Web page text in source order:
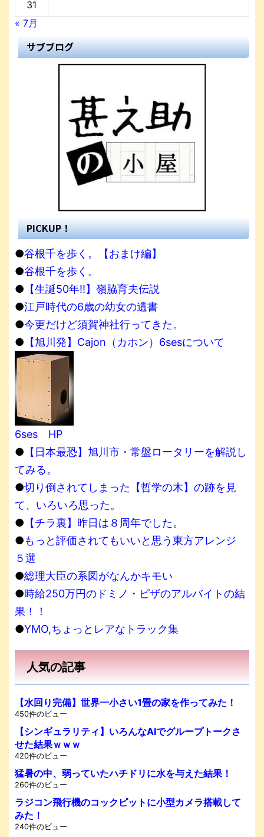
31
« 7月
サブブログ
PICKUP！
●谷根千を歩く。【おまけ編】
●谷根千を歩く。
● 【生誕50年!!】嶺脇育夫伝説
●江戸時代の6歳の幼女の遺書
●今更だけど須賀神社行ってきた。
● 【旭川発】Cajon（カホン）6sesについて
6ses HP
● 【日本最恐】旭川市・常盤ロータリーを解説し
てみる。
●切り倒されてしまった【哲学の木】の跡を見
て、いろいろ思った。
● 【チラ裏】昨日は８周年でした。
●もっと評価されてもいいと思う東方アレンジ
５選
●総理大臣の系図がなんかキモい
●時給250万円のドミノ・ピザのアルバイトの結
果！！
●YMO,ちょっとレアなトラック集
人気の記事
【水回り完備】世界一小さい1畳の家を作ってみた！
450件のビュー
【シンギュラリティ】いろんなAIでグループトークさ
せた結果ｗｗｗ
420件のビュー
猛暑の中、弱っていたハチドリに水を与えた結果！
260件のビュー
ラジコン飛行機のコックピットに小型カメラ搭載して
みた！
240件のビュー